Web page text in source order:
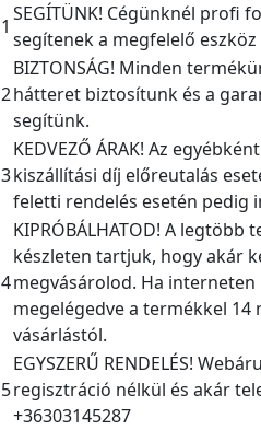
1
SEGÍTÜNK! Cégünknél profi
segítenek a megfelelő
2
BIZTONSÁG! Minden
hátteret biztosítunk és a
segítünk.
3
KEDVEZŐ ÁRAK! Az
kiszállítási díj előreutalás
feletti rendelés esetén pedig
4
KIPRÓBÁLHATOD! A
készleten tartjuk, hogy akár
megvásárolod. Ha interneten
megelégedve a termékkel 14
vásárlástól.
5
EGYSZERŰ RENDELÉS!
regisztráció nélkül és akár
+36303145287